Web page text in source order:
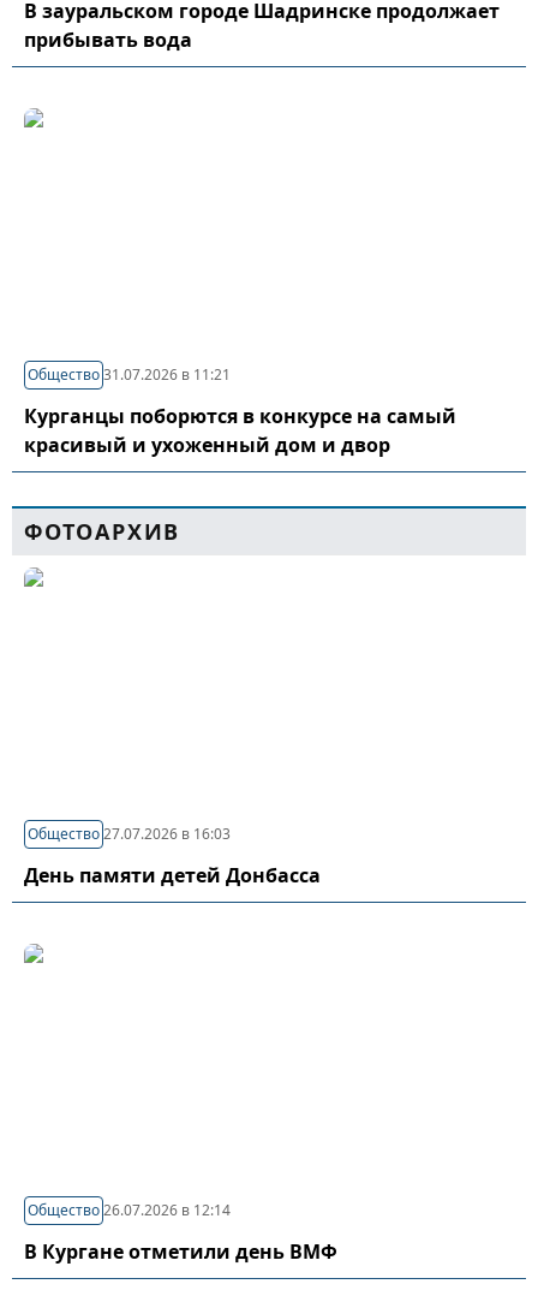
В зауральском городе Шадринске продолжает
прибывать вода
Общество31.07.2026 в 11:21
Курганцы поборются в конкурсе на самый
красивый и ухоженный дом и двор
ФОТОАРХИВ
Общество27.07.2026 в 16:03
День памяти детей Донбасса
Общество26.07.2026 в 12:14
В Кургане отметили день ВМФ